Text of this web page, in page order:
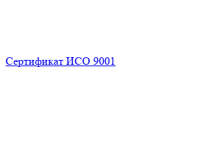
Сертификат ИСО 9001